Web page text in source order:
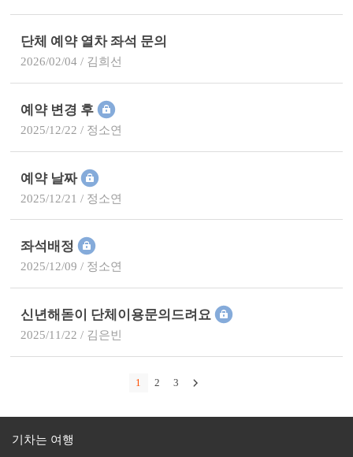
단체 예약 열차 좌석 문의
2026/02/04 / 김희선
예약 변경 후
2025/12/22 / 정소연
예약 날짜
2025/12/21 / 정소연
좌석배정
2025/12/09 / 정소연
신년해돋이 단체이용문의드려요
2025/11/22 / 김은빈
1 2 3
기차는 여행